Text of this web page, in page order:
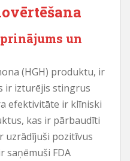
un
(HGH) produktu, ir
ir izturējis stingrus
efektivitāte ir klīniski
kas ir pārbaudīti
uzrādījuši pozitīvus
saņēmuši FDA